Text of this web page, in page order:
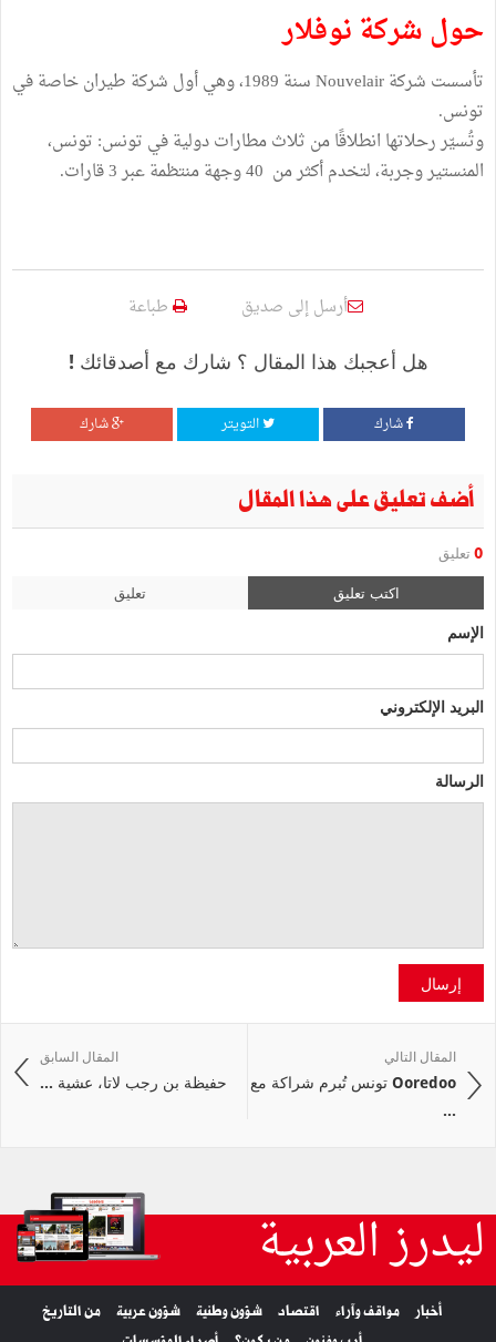
حول شركة نوفلار
تأسست شركة Nouvelair سنة 1989، وهي أول شركة طيران خاصة في
تونس.
وتُسيّر رحلاتها انطلاقًا من ثلاث مطارات دولية في تونس: تونس،
المنستير وجربة، لتخدم أكثر من 40 وجهة منتظمة عبر 3 قارات.
أرسل إلى صديق طباعة
هل أعجبك هذا المقال ؟ شارك مع أصدقائك !
شارك التويتر شارك
أضف تعليق على هذا المقال
0 تعليق
اكتب تعليق تعليق
الإسم
البريد الإلكتروني
الرسالة
إرسال
المقال السابق
حفيظة بن رجب لاتا، عشية ...
المقال التالي
Ooredoo تونس تُبرم شراكة مع
...
ليدرز العربية
أخبار مواقف وآراء اقتصاد شؤون وطنية شؤون عربية
من التاريخ